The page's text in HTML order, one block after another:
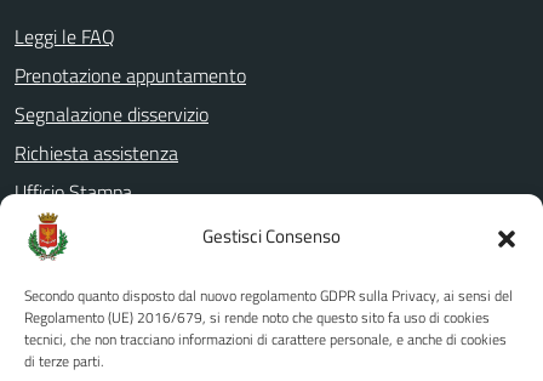
Gestisci Consenso
Secondo quanto disposto dal nuovo regolamento GDPR sulla Privacy, ai sensi del
Regolamento (UE) 2016/679, si rende noto che questo sito fa uso di cookies
tecnici, che non tracciano informazioni di carattere personale, e anche di cookies
di terze parti.
Leggi le FAQ
Prenotazione appuntamento
Segnalazione disservizio
Richiesta assistenza
Ufficio Stampa
Amministrazione Trasparente
Albo pretorio
Informativa privacy
Note legali